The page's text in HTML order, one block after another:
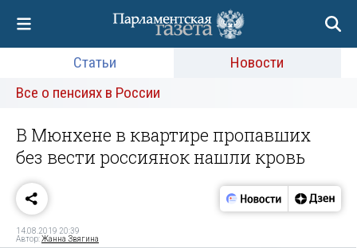
Статьи
Новости
Все о пенсиях в России
В Мюнхене в квартире пропавших
без вести россиянок нашли кровь
14.08.2019 20:39
Автор:Жанна Звягина